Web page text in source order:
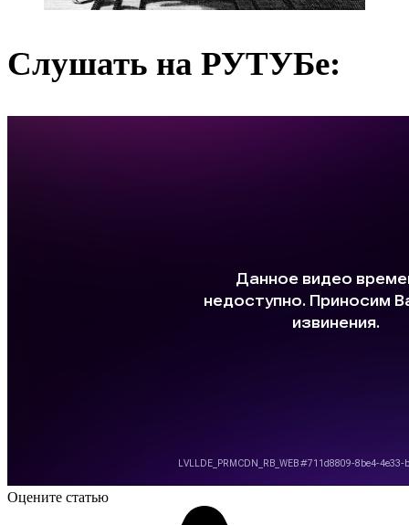
Слушать на РУТУБе:
Оцените статью